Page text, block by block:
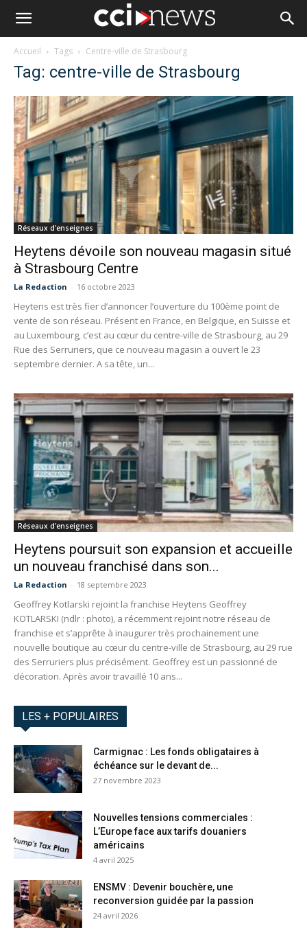
Accueil Tags Centre-ville de Strasbourg
Tag: centre-ville de Strasbourg
Réseaux d'enseignes
Heytens dévoile son nouveau magasin situé
à Strasbourg Centre
La Redaction - 16 octobre 2023
Heytens est très fier d’annoncer l’ouverture du 100ème point de
vente de son réseau. Présent en France, en Belgique, en Suisse et
au Luxembourg, c’est au cœur du centre-ville de Strasbourg, au 29
Rue des Serruriers, que ce nouveau magasin a ouvert le 23
septembre dernier. A sa tête, un...
Réseaux d'enseignes
Heytens poursuit son expansion et accueille
un nouveau franchisé dans son...
La Redaction - 18 septembre 2023
Geoffrey Kotlarski rejoint la franchise Heytens Geoffrey
KOTLARSKI (ndlr : photo), a récemment rejoint notre réseau de
franchise et s’apprête à inaugurer très prochainement une
nouvelle boutique au cœur du centre-ville de Strasbourg, au 29 rue
des Serruriers plus précisément. Geoffrey est un passionné de
décoration. Après avoir travaillé 10 ans...
LES + POPULAIRES
Carmignac : Les fonds obligataires à
échéance sur le devant de...
27 novembre 2023
Nouvelles tensions commerciales :
L’Europe face aux tarifs douaniers
américains
4 avril 2025
ENSMV : Devenir bouchère, une
reconversion guidée par la passion
24 avril 2026